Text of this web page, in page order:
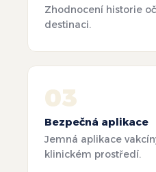
Zhodnocení historie
destinaci.
03
Bezpečná aplikace
Jemná aplikace
klinickém prostředí.